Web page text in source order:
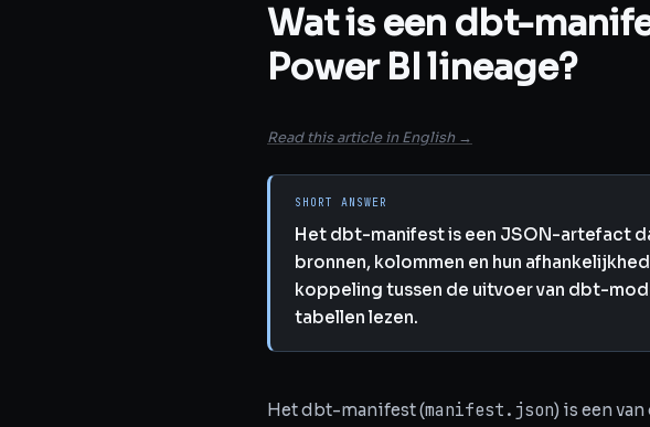
Wat is een dbt-
Power BI lineage?
Read this article in English →
SHORT ANSWER
Het dbt-manifest is een JSON-artefact
bronnen, kolommen en hun
koppeling tussen de uitvoer van dbt-
tabellen lezen.
Het dbt-manifest (manifest.json) is een